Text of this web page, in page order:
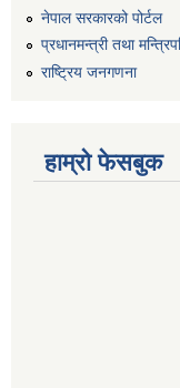
नेपाल सरकारको पोर्टल
प्रधानमन्त्री तथा
राष्ट्रिय जनगणना
हाम्रो फेसबुक